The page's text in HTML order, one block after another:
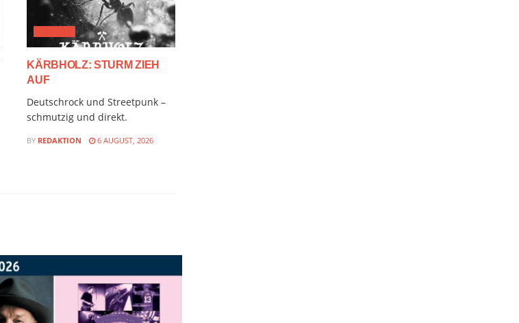
KÄRBHOLZ: STURM ZIEH
AUF
Deutschrock und Streetpunk –
schmutzig und direkt.
BY REDAKTION 6 AUGUST, 2026